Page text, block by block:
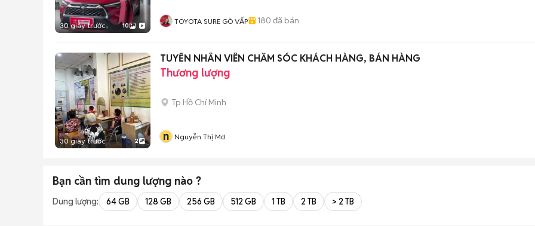
30 giây trước 10 TOYOTA SURE GÒ VẤP 180 đã bán
30 giây trước 2
TUYỂN NHÂN VIÊN CHĂM SÓC KHÁCH HÀNG, BÁN HÀNG
Thương lượng
Tp Hồ Chí Minh
n Nguyễn Thị Mơ
Bạn cần tìm dung lượng nào ?
Dung lượng: 64 GB 128 GB 256 GB 512 GB 1 TB 2 TB > 2 TB